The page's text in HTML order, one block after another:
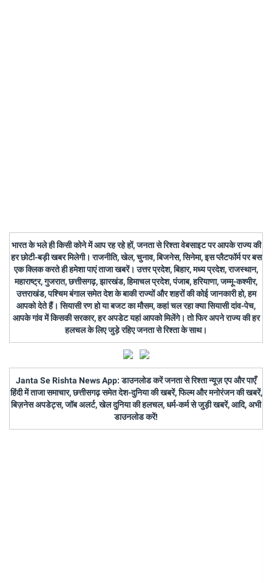
भारत के भले ही किसी कोने में आप रह रहे हों, जनता से रिश्ता वेबसाइट पर आपके राज्य की
हर छोटी-बड़ी खबर मिलेगी। राजनीति, खेल, चुनाव, बिजनेस, सिनेमा, इस प्लैटफॉर्म पर बस
एक क्लिक करते ही हमेशा पाएं ताजा खबरें। उत्तर प्रदेश, बिहार, मध्य प्रदेश, राजस्थान,
महाराष्ट्र, गुजरात, छत्तीसगढ़, झारखंड, हिमाचल प्रदेश, पंजाब, हरियाणा, जम्मू-कश्मीर,
उत्तराखंड, पश्चिम बंगाल समेत देश के बाकी राज्यों और शहरों की कोई जानकारी हो, हम
आपको देते हैं। सियासी रण हो या बजट का मौसम, कहां चल रहा क्या सियासी दांव-पेच,
आपके गांव में किसकी सरकार, हर अपडेट यहां आपको मिलेंगे। तो फिर अपने राज्य की हर
हलचल के लिए जुड़े रहिए जनता से रिश्ता के साथ।
Janta Se Rishta News App: डाउनलोड करें जनता से रिश्ता न्यूज़ एप और पाएँ
हिंदी में ताजा समाचार, छत्तीसगढ़ समेत देश-दुनिया की खबरें, फिल्म और मनोरंजन की खबरें,
बिज़नेस अपडेट्स, जॉब अलर्ट, खेल दुनिया की हलचल, धर्म-कर्म से जुड़ी खबरें, आदि, अभी
डाउनलोड करें!